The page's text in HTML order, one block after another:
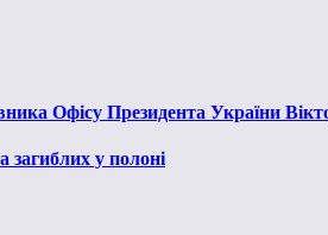
Офісу Президента України
загиблих у полоні